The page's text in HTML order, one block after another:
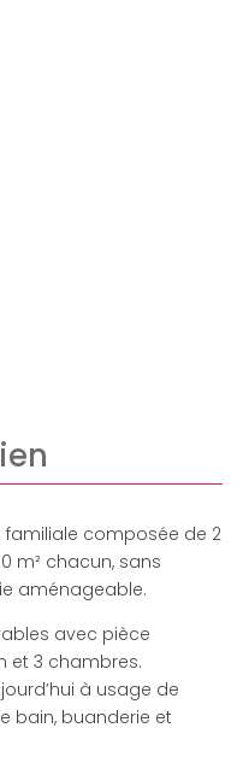
familiale composée de 2
m² chacun, sans
aménageable.
avec pièce
et 3 chambres.
à usage de
bain, buanderie et